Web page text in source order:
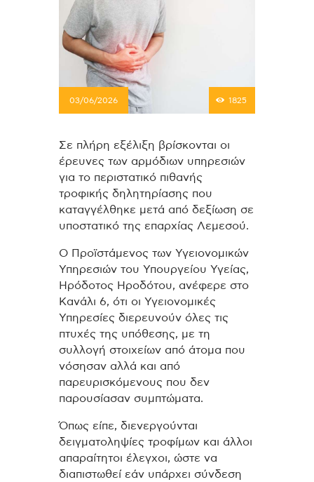
03/06/2026 1825
Σε πλήρη εξέλιξη βρίσκονται οι
έρευνες των αρμόδιων υπηρεσιών
για το περιστατικό πιθανής
τροφικής δηλητηρίασης που
καταγγέλθηκε μετά από δεξίωση σε
υποστατικό της επαρχίας Λεμεσού.
Ο Προϊστάμενος των Υγειονομικών
Υπηρεσιών του Υπουργείου Υγείας,
Ηρόδοτος Ηροδότου, ανέφερε στο
Κανάλι 6, ότι οι Υγειονομικές
Υπηρεσίες διερευνούν όλες τις
πτυχές της υπόθεσης, με τη
συλλογή στοιχείων από άτομα που
νόσησαν αλλά και από
παρευρισκόμενους που δεν
παρουσίασαν συμπτώματα.
Όπως είπε, διενεργούνται
δειγματοληψίες τροφίμων και άλλοι
απαραίτητοι έλεγχοι, ώστε να
διαπιστωθεί εάν υπάρχει σύνδεση